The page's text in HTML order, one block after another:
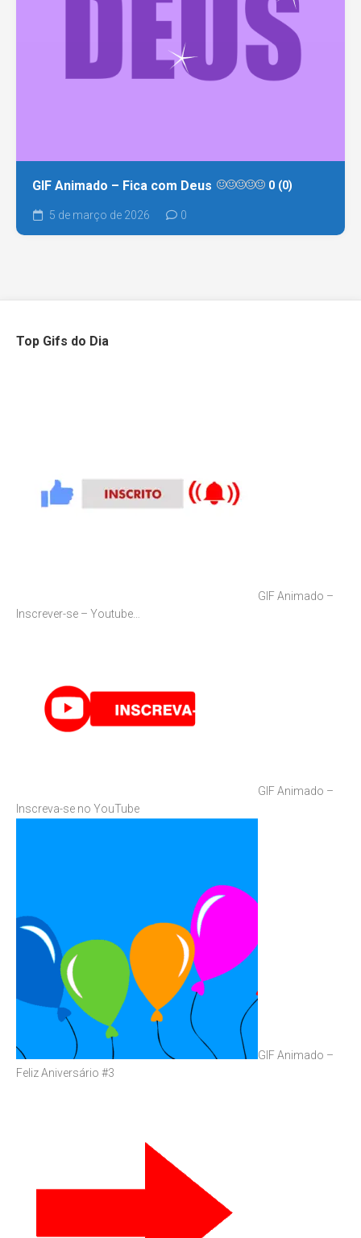
GIF Animado – Fica com Deus 0 (0)
5 de março de 2026 0
Top Gifs do Dia
GIF Animado –
Inscrever-se – Youtube…
GIF Animado –
Inscreva-se no YouTube
GIF Animado –
Feliz Aniversário #3